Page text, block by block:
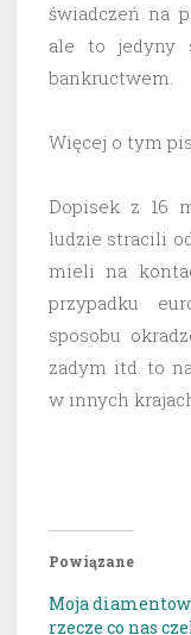
świadczeń na
ale to jedyny
bankructwem.
Więcej o tym
Dopisek z 16
ludzie stracili
mieli na
przypadku
sposobu
zadym itd. to
w innych
Powiązane
Moja
rzecze co nas